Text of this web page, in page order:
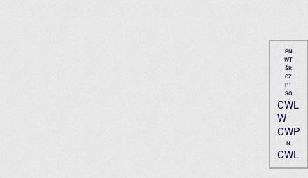
PN
WT
ŚR
CZ
PT
SO
CWL
W
CWP
N
CWL